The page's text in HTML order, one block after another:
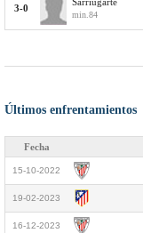
3-0
min.84
Últimos enfrentamientos
Fecha
15-10-2022
19-02-2023
16-12-2023